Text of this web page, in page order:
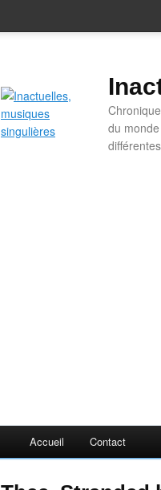
du
Accueil Contact